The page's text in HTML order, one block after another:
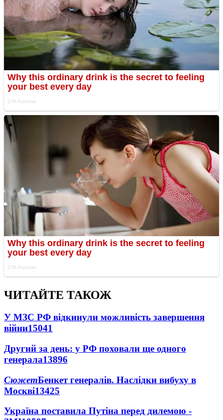
ЧИТАЙТЕ ТАКОЖ
У МЗС РФ відкинули можливість завершення
війни15041
Другий за день: у РФ поховали ще одного
генерала13896
СюжетБенкет генералів. Наслідки вибуху в
Москві13425
Україна поставила Путіна перед дилемою -